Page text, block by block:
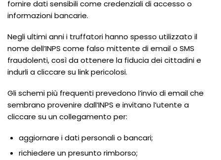
fornire dati sensibili come credenziali di accesso o
informazioni bancarie.
Negli ultimi anni i truffatori hanno spesso utilizzato il
nome dell’INPS come falso mittente di email o SMS
fraudolenti, così da ottenere la fiducia dei cittadini e
indurli a cliccare su link pericolosi.
Gli schemi più frequenti prevedono l’invio di email che
sembrano provenire dall’INPS e invitano l’utente a
cliccare su un collegamento per:
aggiornare i dati personali o bancari;
richiedere un presunto rimborso;